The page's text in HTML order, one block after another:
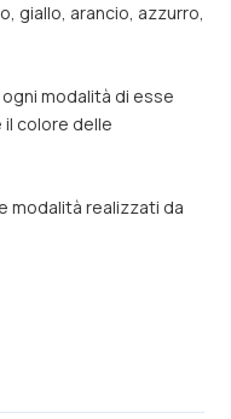
giallo, arancio, azzurro,
modalità di esse
il colore delle
modalità realizzati da